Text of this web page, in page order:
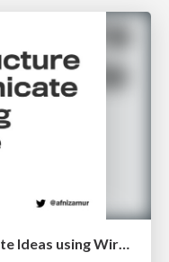
Easily Structure & Communicate Ideas using Wireframe